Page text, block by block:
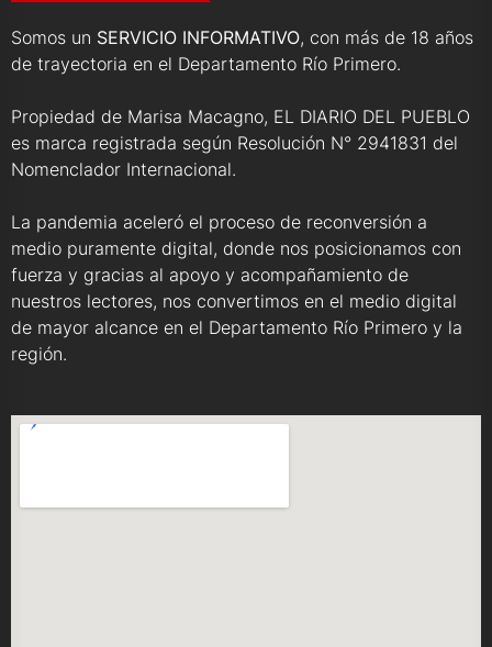
Somos un SERVICIO INFORMATIVO, con más de 18 años
de trayectoria en el Departamento Río Primero.
Propiedad de Marisa Macagno, EL DIARIO DEL PUEBLO
es marca registrada según Resolución N° 2941831 del
Nomenclador Internacional.
La pandemia aceleró el proceso de reconversión a
medio puramente digital, donde nos posicionamos con
fuerza y gracias al apoyo y acompañamiento de
nuestros lectores, nos convertimos en el medio digital
de mayor alcance en el Departamento Río Primero y la
región.